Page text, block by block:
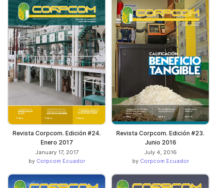
Revista Corpcom. Edición #24.
Enero 2017
January 17, 2017
by Corpcom Ecuador
Revista Corpcom. Edición #23.
Junio 2016
July 4, 2016
by Corpcom Ecuador